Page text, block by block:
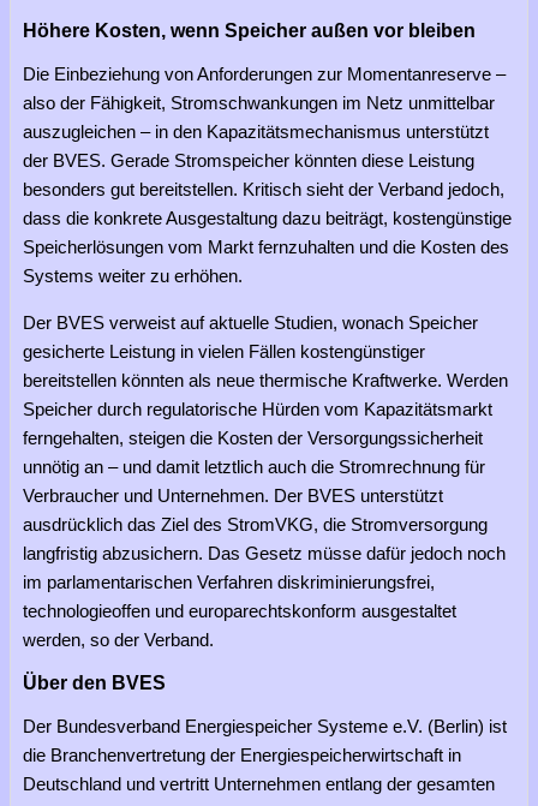
Höhere Kosten, wenn Speicher außen vor bleiben
Die Einbeziehung von Anforderungen zur Momentanreserve –
also der Fähigkeit, Stromschwankungen im Netz unmittelbar
auszugleichen – in den Kapazitätsmechanismus unterstützt
der BVES. Gerade Stromspeicher könnten diese Leistung
besonders gut bereitstellen. Kritisch sieht der Verband jedoch,
dass die konkrete Ausgestaltung dazu beiträgt, kostengünstige
Speicherlösungen vom Markt fernzuhalten und die Kosten des
Systems weiter zu erhöhen.
Der BVES verweist auf aktuelle Studien, wonach Speicher
gesicherte Leistung in vielen Fällen kostengünstiger
bereitstellen könnten als neue thermische Kraftwerke. Werden
Speicher durch regulatorische Hürden vom Kapazitätsmarkt
ferngehalten, steigen die Kosten der Versorgungssicherheit
unnötig an – und damit letztlich auch die Stromrechnung für
Verbraucher und Unternehmen. Der BVES unterstützt
ausdrücklich das Ziel des StromVKG, die Stromversorgung
langfristig abzusichern. Das Gesetz müsse dafür jedoch noch
im parlamentarischen Verfahren diskriminierungsfrei,
technologieoffen und europarechtskonform ausgestaltet
werden, so der Verband.
Über den BVES
Der Bundesverband Energiespeicher Systeme e.V. (Berlin) ist
die Branchenvertretung der Energiespeicherwirtschaft in
Deutschland und vertritt Unternehmen entlang der gesamten